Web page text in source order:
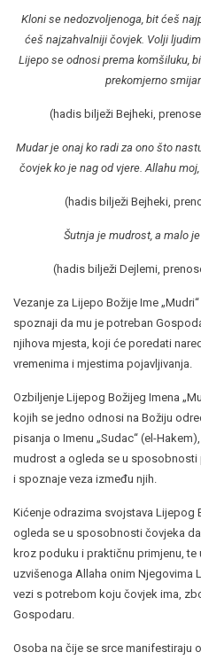
Kloni se nedozvoljenoga, bit ćeš
ćeš najzahvalniji čovjek. Volji
Lijepo se odnosi prema komšiluku,
prekomjerno
(hadis bilježi Bejheki,
Mudar je onaj ko radi za ono što
čovjek ko je nag od vjere. Allahu
(hadis bilježi Bejheki,
Šutnja je mudrost, a malo
(hadis bilježi Dejlemi,
Vezanje za Lijepo Božije Ime „Mudri“
spoznaji da mu je potreban
njihova mjesta, koji će poredati
vremenima i mjestima pojavljivanja.
Ozbiljenje Lijepog Božijeg Imena
kojih se jedno odnosi na Božiju
pisanja o Imenu „Sudac“ (el-
mudrost a ogleda se u sposobnosti
i spoznaje veza između njih.
Kićenje odrazima svojstava Lijepog
ogleda se u sposobnosti čovjeka
kroz poduku i praktičnu primjenu,
uzvišenoga Allaha onim Njegovima
vezi s potrebom koju čovjek ima,
Gospodaru.
Osoba na čije se srce manifestiraju